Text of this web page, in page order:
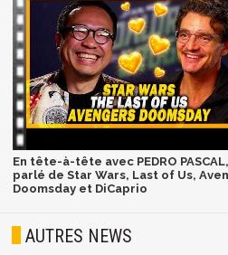
En tête-à-tête avec PEDRO
parlé de Star Wars, Last of Us,
Doomsday et DiCaprio
AUTRES NEWS